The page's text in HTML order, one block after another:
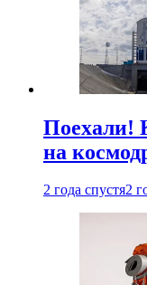
Поехали!
на
2 года спустя2